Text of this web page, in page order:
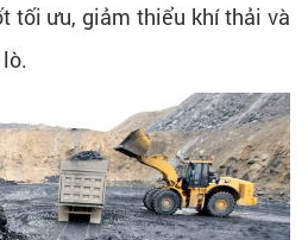
tối ưu, giảm thiểu khí thải và